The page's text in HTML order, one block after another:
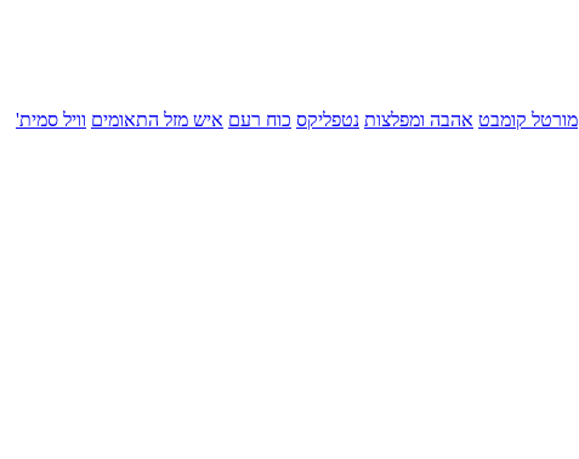
מורטל קומבט אהבה ומפלצות נטפליקס כוח רעם איש מזל התאומים וויל סמית'